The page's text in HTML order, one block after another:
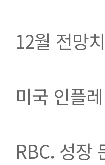
12월 전망
미국 인플
RBC. 성장